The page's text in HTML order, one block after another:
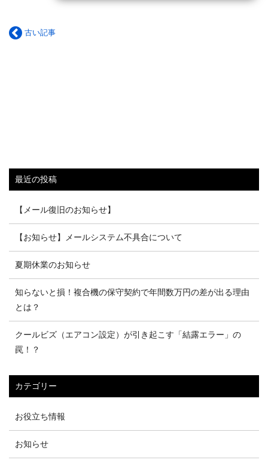
古い記事
最近の投稿
【メール復旧のお知らせ】
【お知らせ】メールシステム不具合について
夏期休業のお知らせ
知らないと損！複合機の保守契約で年間数万円の差が出る理由
とは？
クールビズ（エアコン設定）が引き起こす「結露エラー」の
罠！？
カテゴリー
お役立ち情報
お知らせ